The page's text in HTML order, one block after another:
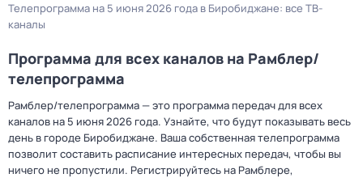
Телепрограмма на 5 июня 2026 года в Биробиджане: все ТВ-
каналы
Программа для всех каналов на Рамблер/
телепрограмма
Рамблер/телепрограмма — это программа передач для всех
каналов на 5 июня 2026 года. Узнайте, что будут показывать весь
день в городе Биробиджане. Ваша собственная телепрограмма
позволит составить расписание интересных передач, чтобы вы
ничего не пропустили. Регистрируйтесь на Рамблере,